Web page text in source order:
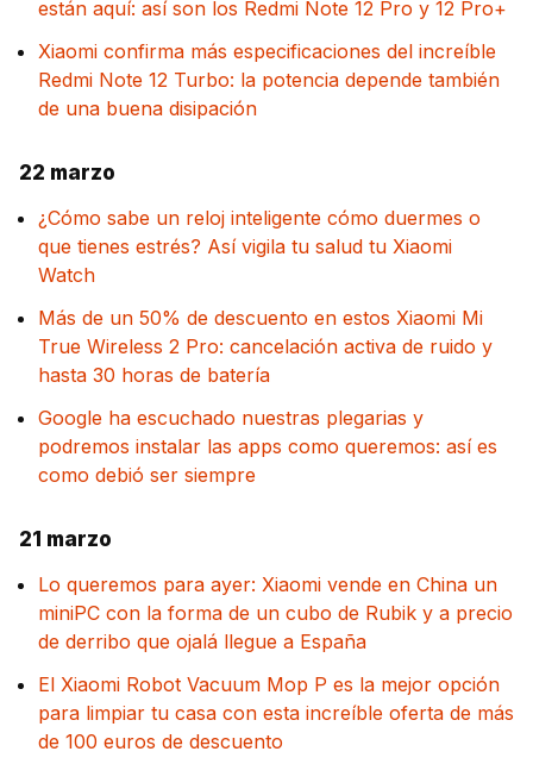
están aquí: así son los Redmi Note 12 Pro y 12 Pro+
Xiaomi confirma más especificaciones del increíble
Redmi Note 12 Turbo: la potencia depende también
de una buena disipación
22 marzo
¿Cómo sabe un reloj inteligente cómo duermes o
que tienes estrés? Así vigila tu salud tu Xiaomi
Watch
Más de un 50% de descuento en estos Xiaomi Mi
True Wireless 2 Pro: cancelación activa de ruido y
hasta 30 horas de batería
Google ha escuchado nuestras plegarias y
podremos instalar las apps como queremos: así es
como debió ser siempre
21 marzo
Lo queremos para ayer: Xiaomi vende en China un
miniPC con la forma de un cubo de Rubik y a precio
de derribo que ojalá llegue a España
El Xiaomi Robot Vacuum Mop P es la mejor opción
para limpiar tu casa con esta increíble oferta de más
de 100 euros de descuento